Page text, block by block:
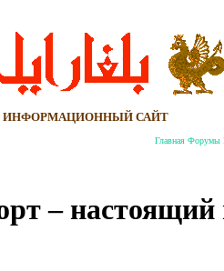
ИНФОРМАЦИОННЫЙ САЙТ
Главная Форумы
– настоящий